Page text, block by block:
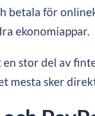
betala för
ekonomiappar.
stor del av
mesta sker